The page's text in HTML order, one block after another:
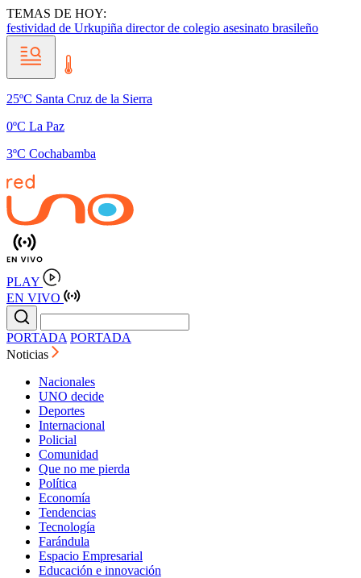
TEMAS DE HOY:
festividad de Urkupiña director de colegio asesinato brasileño
25ºC Santa Cruz de la Sierra
0ºC La Paz
3ºC Cochabamba
PLAY
EN VIVO
PORTADA PORTADA
Noticias
Nacionales
UNO decide
Deportes
Internacional
Policial
Comunidad
Que no me pierda
Política
Economía
Tendencias
Tecnología
Farándula
Espacio Empresarial
Educación e innovación